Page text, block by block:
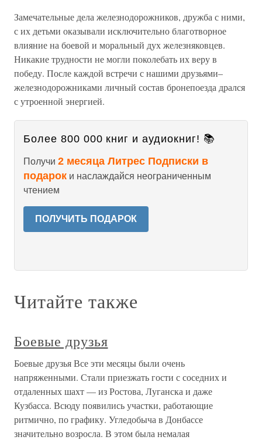
Замечательные дела железнодорожников, дружба с ними,
с их детьми оказывали исключительно благотворное
влияние на боевой и моральный дух железняковцев.
Никакие трудности не могли поколебать их веру в
победу. После каждой встречи с нашими друзьями–
железнодорожниками личный состав бронепоезда дрался
с утроенной энергией.
Более 800 000 книг и аудиокниг! 📚
Получи 2 месяца Литрес Подписки в
подарок и наслаждайся неограниченным
чтением
ПОЛУЧИТЬ ПОДАРОК
Читайте также
Боевые друзья
Боевые друзья Все эти месяцы были очень
напряженными. Стали приезжать гости с соседних и
отдаленных шахт — из Ростова, Луганска и даже
Кузбасса. Всюду появились участки, работающие
ритмично, по графику. Угледобыча в Донбассе
значительно возросла. В этом была немалая